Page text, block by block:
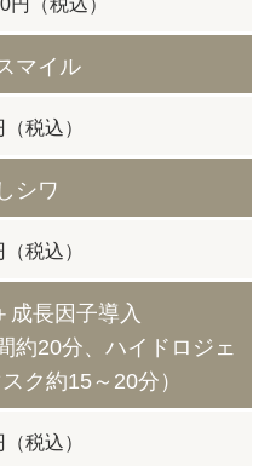
（税込）
マイル
税込）
シワ
税込）
成長因子導入
約20分、ハイドロジェ
ク約15～20分）
税込）